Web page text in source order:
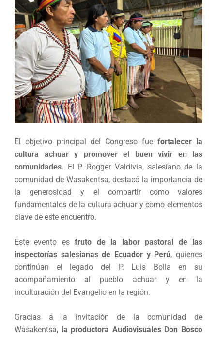
El objetivo principal del Congreso fue fortalecer la
cultura achuar y promover el buen vivir en las
comunidades. El P. Rogger Valdivia, salesiano de la
comunidad de Wasakentsa, destacó la importancia de
la generosidad y el compartir como valores
fundamentales de la cultura achuar y como elementos
clave de este encuentro.
Este evento esfruto de la labor pastoral de las
inspectorías salesianas de Ecuador y Perú, quienes
continúan el legado del P. Luis Bolla en su
acompañamiento al pueblo achuar y en la
inculturación del Evangelio en la región.
Gracias a la invitación de la comunidad de
Wasakentsa, la productora Audiovisuales Don Bosco